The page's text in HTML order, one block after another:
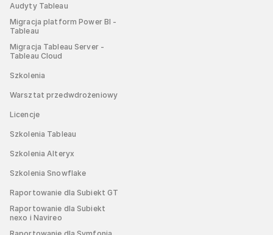
Audyty Tableau
Migracja platform Power BI -
Tableau
Migracja Tableau Server -
Tableau Cloud
Szkolenia
Warsztat przedwdrożeniowy
Licencje
Szkolenia Tableau
Szkolenia Alteryx
Szkolenia Snowflake
Raportowanie dla Subiekt GT
Raportowanie dla Subiekt
nexo i Navireo